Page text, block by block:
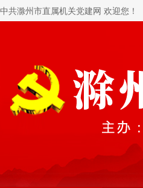
中共滁州市直属机关党建网 欢迎您！